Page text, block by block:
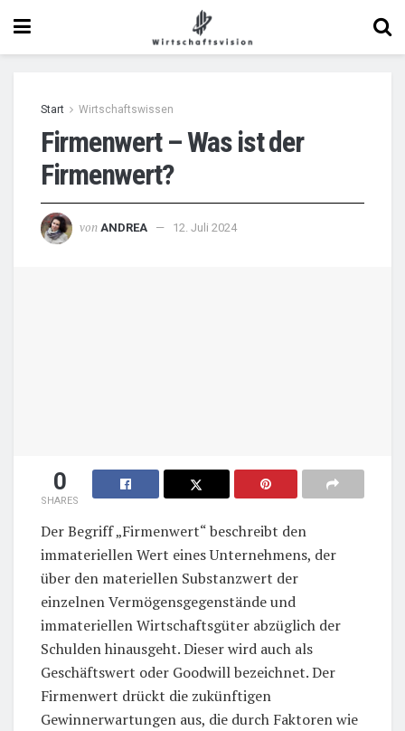
Start Wirtschaftswissen
Firmenwert – Was ist der
Firmenwert?
von ANDREA 12. Juli 2024
0
SHARES
Der Begriff „Firmenwert“ beschreibt den
immateriellen Wert eines Unternehmens, der
über den materiellen Substanzwert der
einzelnen Vermögensgegenstände und
immateriellen Wirtschaftsgüter abzüglich der
Schulden hinausgeht. Dieser wird auch als
Geschäftswert oder Goodwill bezeichnet. Der
Firmenwert drückt die zukünftigen
Gewinnerwartungen aus, die durch Faktoren wie